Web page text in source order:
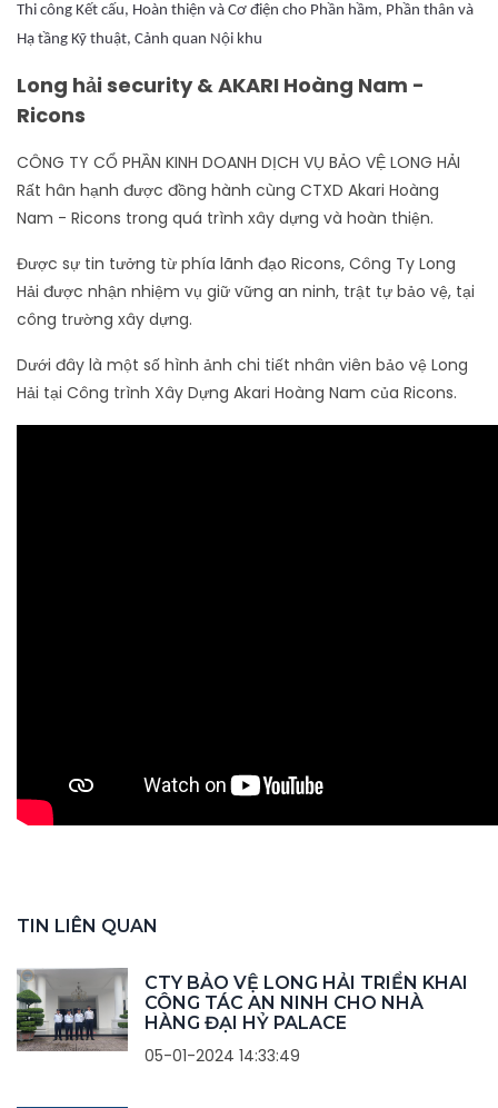
Thi công Kết cấu, Hoàn thiện và Cơ điện cho Phần hầm, Phần thân và
Hạ tầng Kỹ thuật, Cảnh quan Nội khu
Long hải security & AKARI Hoàng Nam -
Ricons
CÔNG TY CỔ PHẦN KINH DOANH DỊCH VỤ BẢO VỆ LONG HẢI
Rất hân hạnh được đồng hành cùng CTXD Akari Hoàng
Nam - Ricons trong quá trình xây dựng và hoàn thiện.
Được sự tin tưởng từ phía lãnh đạo Ricons, Công Ty Long
Hải được nhận nhiệm vụ giữ vững an ninh, trật tự bảo vệ, tại
công trường xây dựng.
Dưới đây là một số hình ảnh chi tiết nhân viên bảo vệ Long
Hải tại Công trình Xây Dựng Akari Hoàng Nam của Ricons.
TIN LIÊN QUAN
CTY BẢO VỆ LONG HẢI TRIỂN KHAI
CÔNG TÁC AN NINH CHO NHÀ
HÀNG ĐẠI HỶ PALACE
05-01-2024 14:33:49